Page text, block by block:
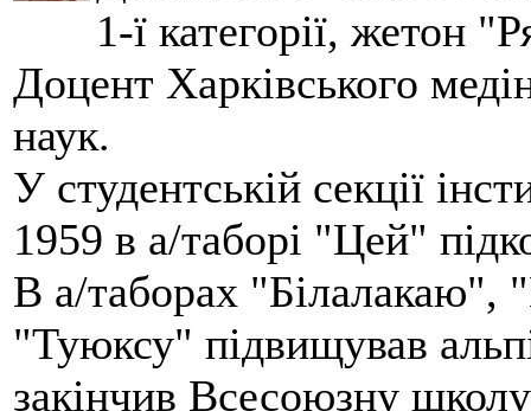
1-ї категорії, жетон
Доцент Харківського
наук.
У студентській секції
1959 в а/таборі "Цей"
В а/таборах "Білалакаю",
"Туюксу" підвищував
закінчив Всесоюзну